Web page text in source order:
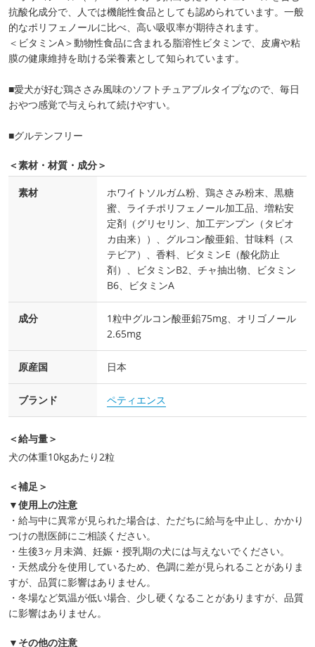
抗酸化成分で、人では機能性食品としても認められています。一般
的なポリフェノールに比べ、高い吸収率が期待されます。
＜ビタミンA＞動物性食品に含まれる脂溶性ビタミンで、皮膚や粘
膜の健康維持を助ける栄養素として知られています。
■愛犬が好む鶏ささみ風味のソフトチュアブルタイプなので、毎日
おやつ感覚で与えられて続けやすい。
■グルテンフリー
＜素材・材質・成分＞
素材
ホワイトソルガム粉、鶏ささみ粉末、黒糖
蜜、ライチポリフェノール加工品、増粘安
定剤（グリセリン、加工デンプン（タピオ
カ由来））、グルコン酸亜鉛、甘味料（ス
テビア）、香料、ビタミンE（酸化防止
剤）、ビタミンB2、チャ抽出物、ビタミン
B6、ビタミンA
成分
1粒中グルコン酸亜鉛75mg、オリゴノール
2.65mg
原産国 日本
ブランド ペティエンス
＜給与量＞
犬の体重10kgあたり2粒
＜補足＞
▼使用上の注意
・給与中に異常が見られた場合は、ただちに給与を中止し、かかり
つけの獣医師にご相談ください。
・生後3ヶ月未満、妊娠・授乳期の犬には与えないでください。
・天然成分を使用しているため、色調に差が見られることがありま
すが、品質に影響はありません。
・冬場など気温が低い場合、少し硬くなることがありますが、品質
に影響はありません。
▼その他の注意